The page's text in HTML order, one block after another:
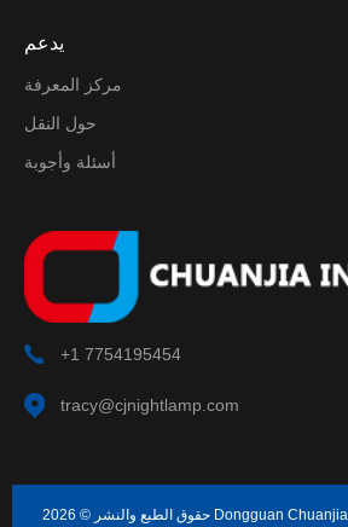
يدعم
مركز المعرفة
حول النقل
أسئلة وأجوبة
+1 7754195454
tracy@cjnightlamp.com
حقوق الطبع والنشر © 2026 Dongguan Chuanjia Industrial Co., Ltd جميع